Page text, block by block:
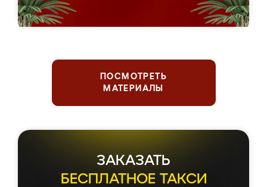
ПОСМОТРЕТЬ
МАТЕРИАЛЫ
ЗАКАЗАТЬ
БЕСПЛАТНОЕ ТАКСИ